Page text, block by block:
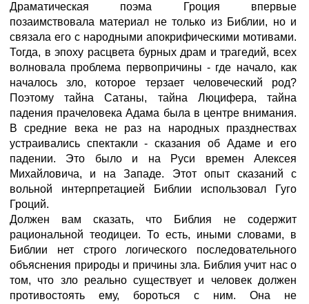
Драматическая поэма Гроция впервые
позаимствовала материал не только из Библии, но и
связала его с народными апокрифическими мотивами.
Тогда, в эпоху расцвета бурных драм и трагедий, всех
волновала проблема первопричины - где начало, как
началось зло, которое терзает человеческий род?
Поэтому тайна Сатаны, тайна Люцифера, тайна
падения прачеловека Адама была в центре внимания.
В средние века не раз на народных празднествах
устраивались спектакли - сказания об Адаме и его
падении. Это было и на Руси времен Алексея
Михайловича, и на Западе. Этот опыт сказаний с
вольной интерпретацией Библии использовал Гуго
Гроций.
Должен вам сказать, что Библия не содержит
рациональной теодицеи. То есть, иными словами, в
Библии нет строго логического последовательного
объяснения природы и причины зла. Библия учит нас о
том, что зло реально существует и человек должен
противостоять ему, бороться с ним. Она не